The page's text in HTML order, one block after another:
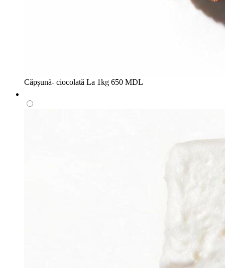
Căpșună- ciocolată La 1kg 650 MDL